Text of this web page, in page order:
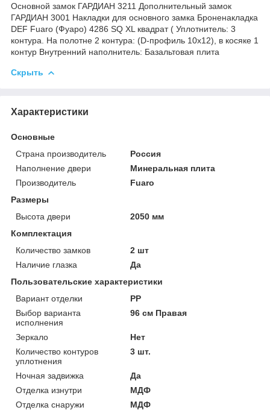
Основной замок ГАРДИАН 3211 Дополнительный замок
ГАРДИАН 3001 Накладки для основного замка Броненакладка
DEF Fuaro (Фуаро) 4286 SQ XL квадрат ( Уплотнитель: 3
контура. На полотне 2 контура: (D-профиль 10х12), в косяке 1
контур Внутренний наполнитель: Базальтовая плита
Скрыть
Характеристики
Основные
Страна производитель
Россия
Наполнение двери
Минеральная плита
Производитель
Fuaro
Размеры
Высота двери
2050 мм
Комплектация
Количество замков
2 шт
Наличие глазка
Да
Пользовательские характеристики
Вариант отделки
PP
Выбор варианта
исполнения
96 см Правая
Зеркало
Нет
Количество контуров
уплотнения
3 шт.
Ночная задвижка
Да
Отделка изнутри
МДФ
Отделка снаружи
МДФ